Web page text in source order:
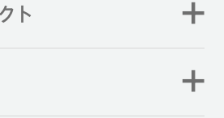
ト